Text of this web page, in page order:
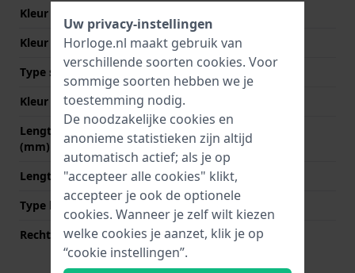
Kleur Band
Kleur stiksel
Groen
Type sluiting
Gesp vouwsluiting
Kleur sluiting
Zilver
Lengte band op 12 uur
(mm)
80 mm
Lengte band op 6 uur (mm) 120 mm
Type bevestiging
Bandpennen
Rechte bandaanzet
Ja
Uw privacy-instellingen
Horloge.nl maakt gebruik van
verschillende soorten cookies. Voor
sommige soorten hebben we je
toestemming nodig.
De noodzakelijke cookies en
anonieme statistieken zijn altijd
automatisch actief; als je op
"accepteer alle cookies" klikt,
accepteer je ook de optionele
cookies. Wanneer je zelf wilt kiezen
welke cookies je aanzet, klik je op
“cookie instellingen”.